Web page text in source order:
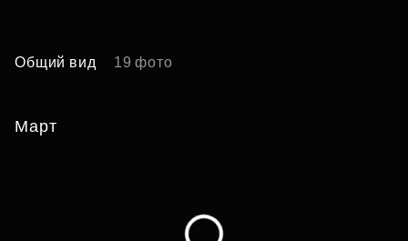
Общий вид 19 фото
Март